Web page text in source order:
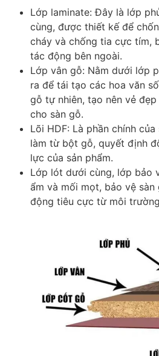
Lớp laminate: Đây là lớp
cùng, được thiết kế để
cháy và chống tia cực tím,
tác động bên ngoài.
Lớp vân gỗ: Nằm dưới lớp
ra để tái tạo các hoa văn
gỗ tự nhiên, tạo nên vẻ
cho sàn gỗ.
Lõi HDF: Là phần chính
làm từ bột gỗ, quyết định
lực của sản phẩm.
Lớp lót dưới cùng, lớp bảo
ẩm và mối mọt, bảo vệ
động tiêu cực từ môi